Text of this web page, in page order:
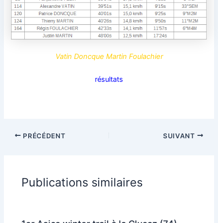
Vatin Doncque Martin Foulachier
résultats
PRÉCÉDENT SUIVANT
Publications similaires